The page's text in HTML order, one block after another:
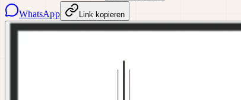
WhatsApp Link kopieren